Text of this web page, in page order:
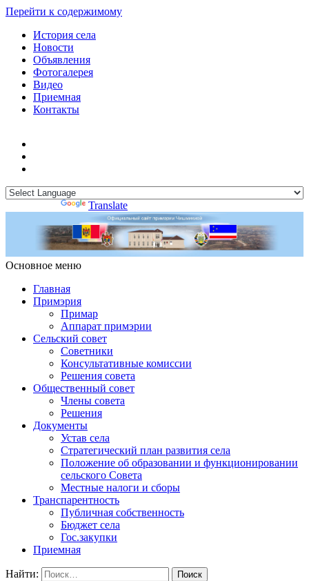
Перейти к содержимому
История села
Новости
Объявления
Фотогалерея
Видео
Приемная
Контакты
Translate
Основное меню
Примэрия Чишмикиой
Главная
Примэрия
Примар
Аппарат примэрии
Сельский совет
Советники
Консультативные комиссии
Решения совета
Общественный совет
Члены совета
Решения
Документы
Устав села
Стратегический план развития села
Положение об образовании и функционировании
сельского Совета
Местные налоги и сборы
Транспарентность
Публичная собственность
Бюджет села
Гос.закупки
Приемная
Найти: